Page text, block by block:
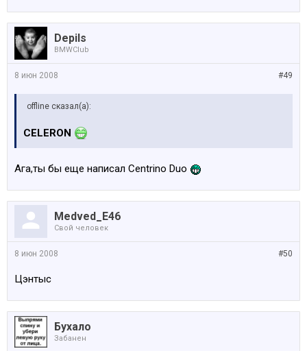
Depils
BMWClub
#49
8 июн 2008
offline сказал(а):
CELERON
Ага,ты бы еще написал Centrino Duo
Medved_E46
Свой человек
#50
8 июн 2008
Цэнтыс
Бухало
Забанен